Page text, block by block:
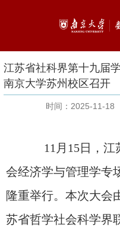
江苏省社科界第十九届
南京大学苏州校区召开
时间：2025-11-18
11 月 15日，江
会经济学与管理学专
隆重举行。本次大会
苏省哲学社会科学界